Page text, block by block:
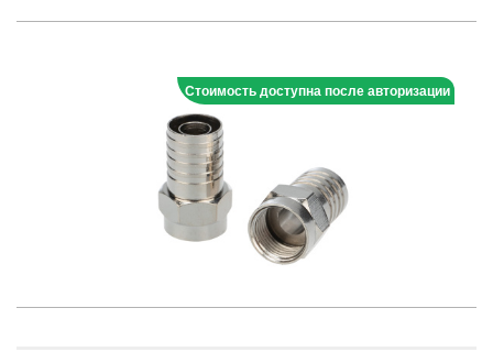
Стоимость доступна после авторизации